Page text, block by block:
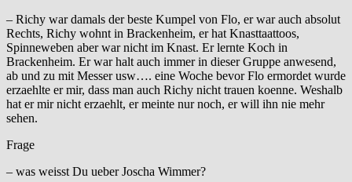
– Richy war damals der beste Kumpel von Flo, er war auch absolut
Rechts, Richy wohnt in Brackenheim, er hat Knasttaattoos,
Spinneweben aber war nicht im Knast. Er lernte Koch in
Brackenheim. Er war halt auch immer in dieser Gruppe anwesend,
ab und zu mit Messer usw…. eine Woche bevor Flo ermordet wurde
erzaehlte er mir, dass man auch Richy nicht trauen koenne. Weshalb
hat er mir nicht erzaehlt, er meinte nur noch, er will ihn nie mehr
sehen.
Frage
– was weisst Du ueber Joscha Wimmer?